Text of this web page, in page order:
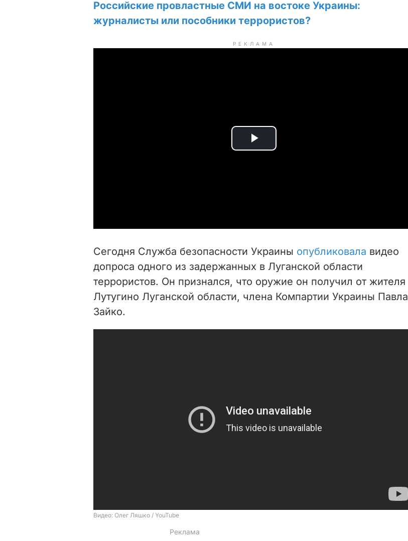
Российские провластные СМИ на востоке Украины:
журналисты или пособники террористов?
РЕКЛАМА
P
i
d
o
Сегодня Служба безопасности Украины опубликовала видео
допроса одного из задержанных в Луганской области
террористов. Он признался, что оружие он получил от жителя
Лутугино Луганской области, члена Компартии Украины Павла
Зайко.